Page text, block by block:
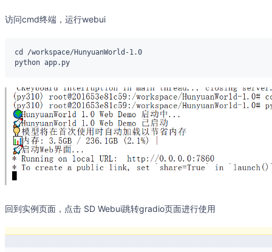
访问cmd终端，运行webui
回到实例页面，点击 SD Webui跳转gradio页面进行使用